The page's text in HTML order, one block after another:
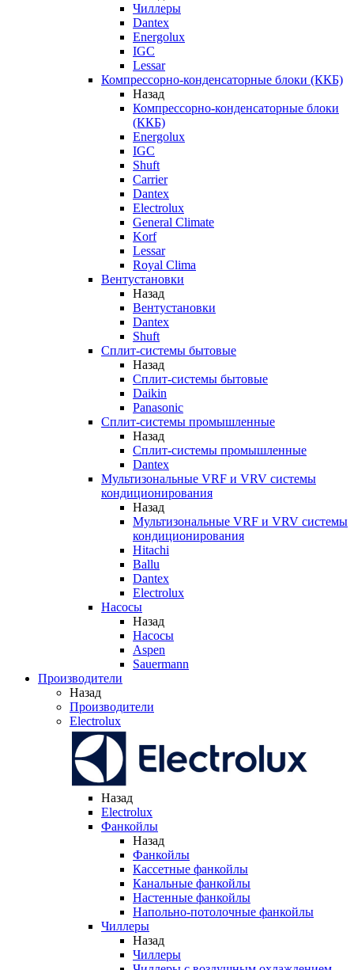
Чиллеры
Dantex
Energolux
IGC
Lessar
Компрессорно-конденсаторные блоки (ККБ)
Назад
Компрессорно-конденсаторные блоки
(ККБ)
Energolux
IGC
Shuft
Carrier
Dantex
Electrolux
General Climate
Korf
Lessar
Royal Clima
Вентустановки
Назад
Вентустановки
Dantex
Shuft
Сплит-системы бытовые
Назад
Сплит-системы бытовые
Daikin
Panasonic
Сплит-системы промышленные
Назад
Сплит-системы промышленные
Dantex
Мультизональные VRF и VRV системы
кондиционирования
Назад
Мультизональные VRF и VRV системы
кондиционирования
Hitachi
Ballu
Dantex
Electrolux
Насосы
Назад
Насосы
Aspen
Sauermann
Производители
Назад
Производители
Electrolux
Назад
Electrolux
Фанкойлы
Назад
Фанкойлы
Кассетные фанкойлы
Канальные фанкойлы
Настенные фанкойлы
Напольно-потолочные фанкойлы
Чиллеры
Назад
Чиллеры